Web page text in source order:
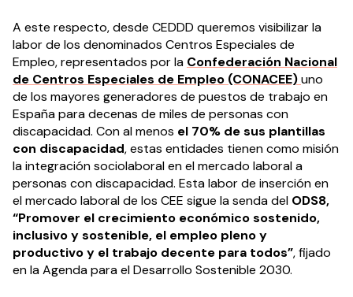
A este respecto, desde CEDDD queremos visibilizar la
labor de los denominados Centros Especiales de
Empleo, representados por la Confederación Nacional
de Centros Especiales de Empleo (CONACEE)uno
de los mayores generadores de puestos de trabajo en
España para decenas de miles de personas con
discapacidad. Con al menos el 70% de sus plantillas
con discapacidad, estas entidades tienen como misión
la integración sociolaboral en el mercado laboral a
personas con discapacidad. Esta labor de inserción en
el mercado laboral de los CEE sigue la senda del ODS8,
“Promover el crecimiento económico sostenido,
inclusivo y sostenible, el empleo pleno y
productivo y el trabajo decente para todos”, fijado
en la Agenda para el Desarrollo Sostenible 2030.